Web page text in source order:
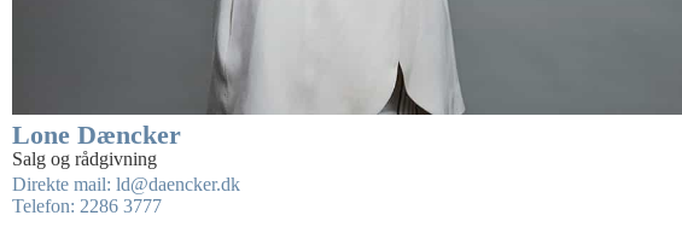
Lone Dæncker
Salg og rådgivning
Direkte mail: ld@daencker.dk
Telefon: 2286 3777